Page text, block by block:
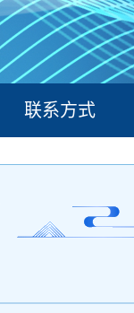
联系方式